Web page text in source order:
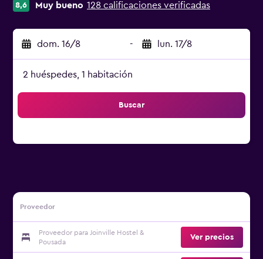
8,6 Muy bueno 128 calificaciones verificadas
dom. 16/8 - lun. 17/8
2 huéspedes, 1 habitación
Buscar
Proveedor
Proveedor para Joinville Hostel &
Pousada
Ver precios